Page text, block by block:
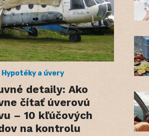
Hypotéky a úvery
detaily: Ako
čítať úverovú
– 10 kľúčových
na kontrolu